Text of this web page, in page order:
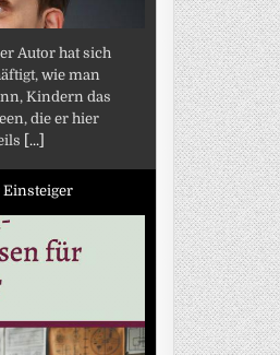
Autor hat sich
wie man
Kindern das
die er hier
[...]